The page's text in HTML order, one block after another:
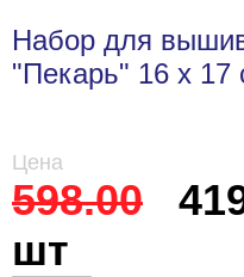
Набор для
"Пекарь" 16 х 17
Цена
598.00
шт